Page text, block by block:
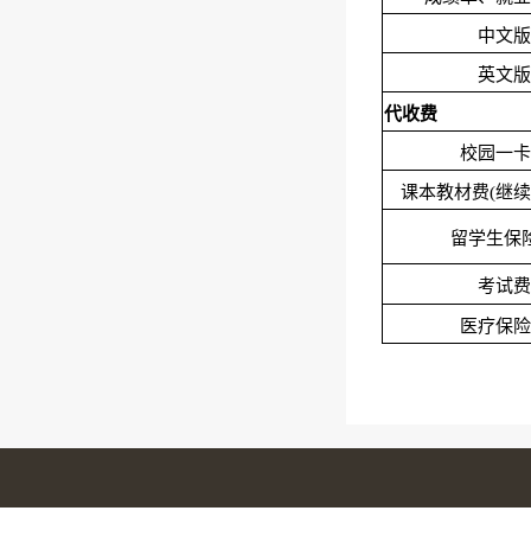
中文版
英文版
代收费
校园一
课本教材费(继
留学生保
考试费
医疗保